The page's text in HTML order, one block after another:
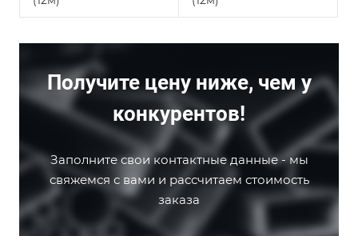
Получите цену ниже, чем у
конкурентов!
Заполните свои контактные данные - мы
свяжемся с вами и рассчитаем стоимость
заказа